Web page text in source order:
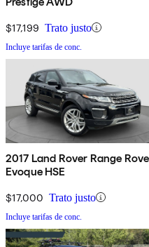
$17,199 Trato justo
Incluye tarifas de conc.
2017 Land Rover Range
Evoque HSE
$17,000 Trato justo
Incluye tarifas de conc.